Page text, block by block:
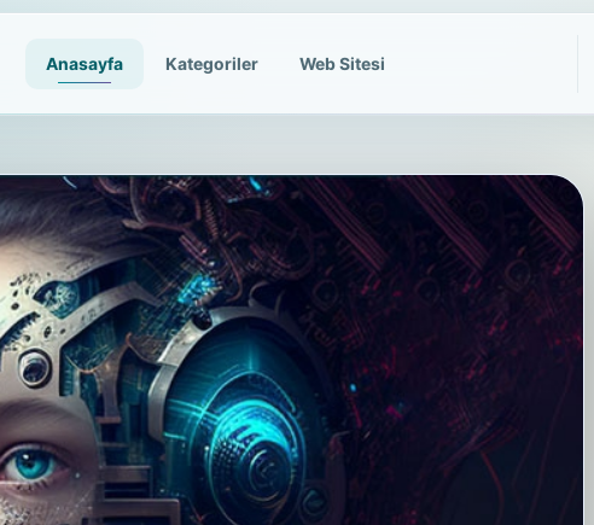
Anasayfa Kategoriler Web Sitesi